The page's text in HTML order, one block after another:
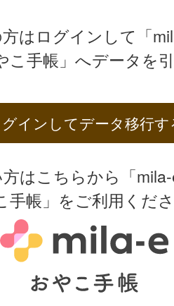
はログインして「
こ手帳」へデータを
グインしてデータ移行す
はこちらから「
手帳」をご利用くだ